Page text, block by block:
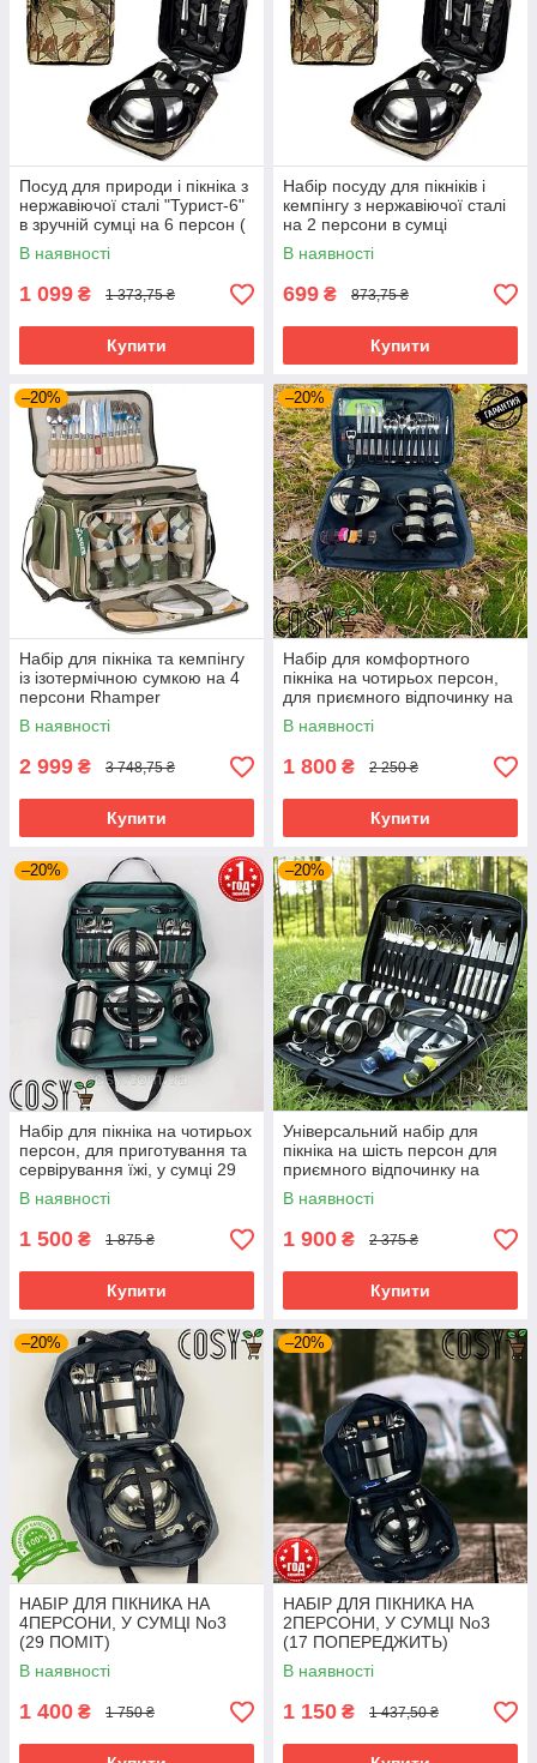
Посуд для природи і пікніка з
нержавіючої сталі "Турист-6"
в зручній сумці на 6 персон (
Набір для пікніка )
В наявності
1 099 ₴ 1 373,75 ₴
Купити
Набір посуду для пікніків і
кемпінгу з нержавіючої сталі
на 2 персони в сумці
В наявності
699 ₴ 873,75 ₴
Купити
–20%
Набір для пікніка та кемпінгу
із ізотермічною сумкою на 4
персони Rhamper
В наявності
2 999 ₴ 3 748,75 ₴
Купити
–20%
Набір для комфортного
пікніка на чотирьох персон,
для приємного відпочинку на
свіжому повітрі, у сумці 36
предметів.
В наявності
1 800 ₴ 2 250 ₴
Купити
–20%
Набір для пікніка на чотирьох
персон, для приготування та
сервірування їжі, у сумці 29
предметів.
В наявності
1 500 ₴ 1 875 ₴
Купити
–20%
Універсальний набір для
пікніка на шість персон для
приємного відпочинку на
природі, у сумці 40
предметів.
В наявності
1 900 ₴ 2 375 ₴
Купити
–20%
НАБІР ДЛЯ ПІКНИКА НА
4ПЕРСОНИ, У СУМЦІ No3
(29 ПОМІТ)
В наявності
1 400 ₴ 1 750 ₴
–20%
НАБІР ДЛЯ ПІКНИКА НА
2ПЕРСОНИ, У СУМЦІ No3
(17 ПОПЕРЕДЖИТЬ)
В наявності
1 150 ₴ 1 437,50 ₴